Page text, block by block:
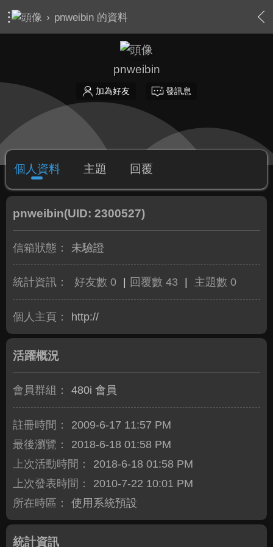
› pnweibin 的資料
pnweibin
加為好友 發訊息
個人資料 主題 回覆
pnweibin(UID: 2300527)
信箱狀態： 未驗證
統計資訊： 好友數 0 回覆數 43 主題數 0
個人主頁： http://
活躍概況
會員群組： 480i 會員
註冊時間：
2009-6-17 11:57 PM
最後瀏覽：
2018-6-18 01:58 PM
上次活動時間：
2018-6-18 01:58 PM
上次發表時間：
2010-7-22 10:01 PM
所在時區：
使用系統預設
統計資訊